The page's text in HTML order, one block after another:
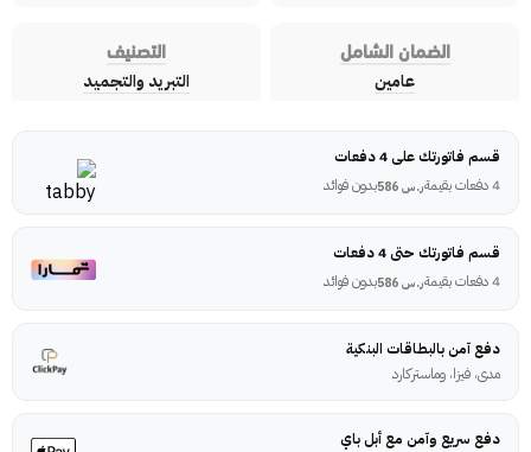
الضمان الشامل
عامين
التصنيف
التبريد والتجميد
قسم فاتورتك على 4 دفعات
4 دفعات بقيمة
ر.س بدون فوائد
قسم فاتورتك حتى 4 دفعات
4 دفعات بقيمة
ر.س بدون فوائد
دفع آمن بالبطاقات البنكية
مدى، فيزا، وماستركارد
دفع سريع وآمن مع أبل باي